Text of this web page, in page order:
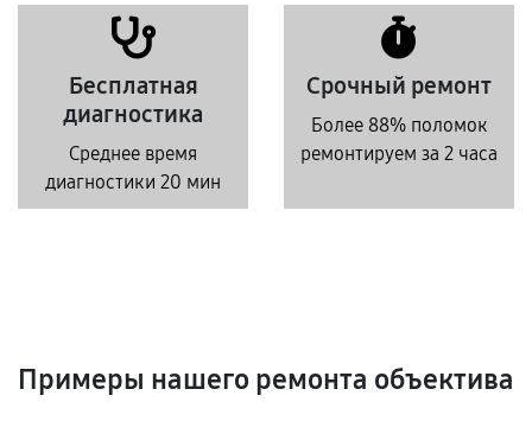
Бесплатная
диагностика
Среднее время
диагностики 20 мин
Срочный ремонт
Более 88% поломок
ремонтируем за 2 часа
Примеры нашего ремонта объектива